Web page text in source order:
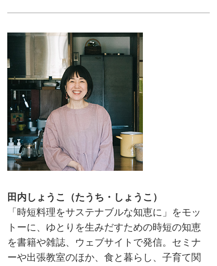
田内しょうこ（たうち・しょうこ）
「時短料理をサステナブルな知恵に」をモッ
トーに、ゆとりを生みだすための時短の知恵
を書籍や雑誌、ウェブサイトで発信。セミナ
ーや出張教室のほか、食と暮らし、子育て関